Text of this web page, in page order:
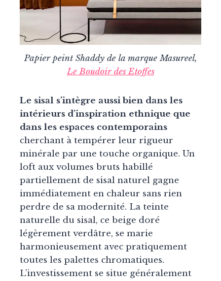
Papier peint Shaddy de la marque Masureel,
Le Boudoir des Etoffes
Le sisal s’intègre aussi bien dans les
intérieurs d’inspiration ethnique que
dans les espaces contemporains
cherchant à tempérer leur rigueur
minérale par une touche organique. Un
loft aux volumes bruts habillé
partiellement de sisal naturel gagne
immédiatement en chaleur sans rien
perdre de sa modernité. La teinte
naturelle du sisal, ce beige doré
légèrement verdâtre, se marie
harmonieusement avec pratiquement
toutes les palettes chromatiques.
L’investissement se situe généralement